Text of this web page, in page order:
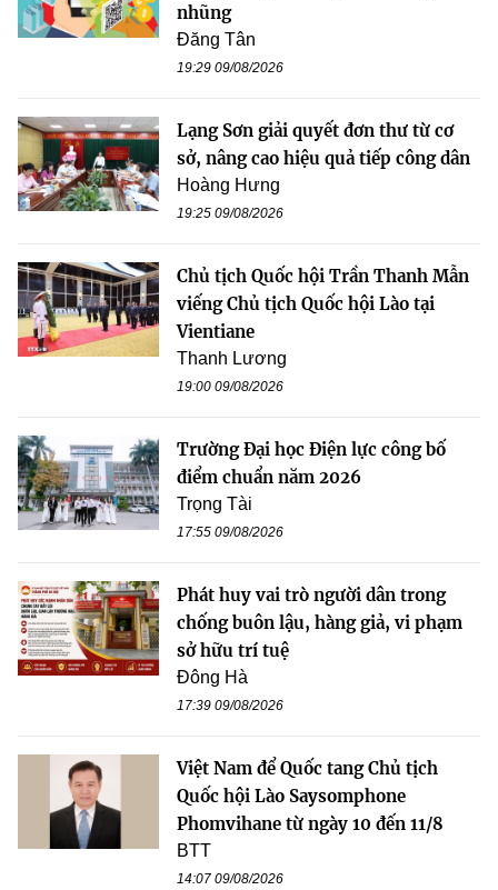
nhũng
Đăng Tân
19:29 09/08/2026
Lạng Sơn giải quyết đơn thư từ cơ
sở, nâng cao hiệu quả tiếp công dân
Hoàng Hưng
19:25 09/08/2026
Chủ tịch Quốc hội Trần Thanh Mẫn
viếng Chủ tịch Quốc hội Lào tại
Vientiane
Thanh Lương
19:00 09/08/2026
Trường Đại học Điện lực công bố
điểm chuẩn năm 2026
Trọng Tài
17:55 09/08/2026
Phát huy vai trò người dân trong
chống buôn lậu, hàng giả, vi phạm
sở hữu trí tuệ
Đông Hà
17:39 09/08/2026
Việt Nam để Quốc tang Chủ tịch
Quốc hội Lào Saysomphone
Phomvihane từ ngày 10 đến 11/8
BTT
14:07 09/08/2026